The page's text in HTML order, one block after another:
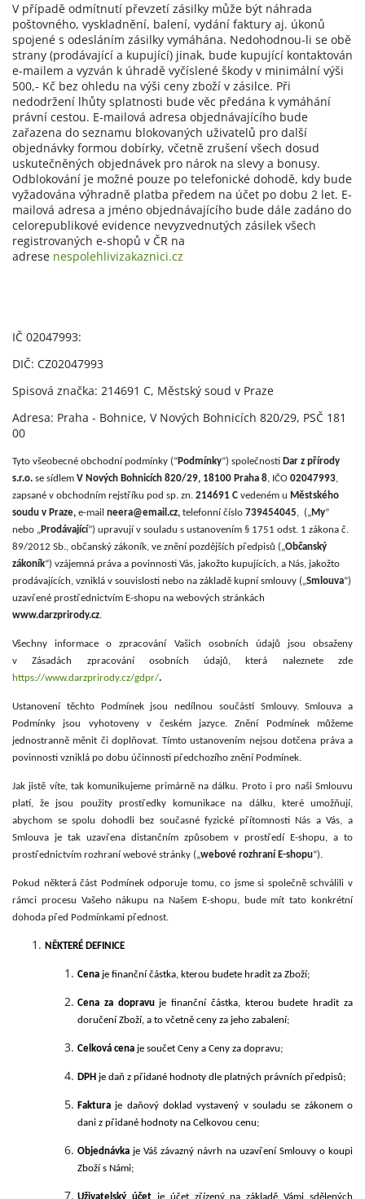
V případě odmítnutí převzetí zásilky může být náhrada
poštovného, vyskladnění, balení, vydání faktury aj. úkonů
spojené s odesláním zásilky vymáhána. Nedohodnou-li se obě
strany (prodávající a kupující) jinak, bude kupující kontaktován
e-mailem a vyzván k úhradě vyčíslené škody v minimální výši
500,- Kč bez ohledu na výši ceny zboží v zásilce. Při
nedodržení lhůty splatnosti bude věc předána k vymáhání
právní cestou. E-mailová adresa objednávajícího bude
zařazena do seznamu blokovaných uživatelů pro další
objednávky formou dobírky, včetně zrušení všech dosud
uskutečněných objednávek pro nárok na slevy a bonusy.
Odblokování je možné pouze po telefonické dohodě, kdy bude
vyžadována výhradně platba předem na účet po dobu 2 let. E-
mailová adresa a jméno objednávajícího bude dále zadáno do
celorepublikové evidence nevyzvednutých zásilek všech
registrovaných e-shopů v ČR na
adrese nespolehlivizakaznici.cz
IČ 02047993:
DIČ: CZ02047993
Spisová značka: 214691 C, Městský soud v Praze
Adresa: Praha - Bohnice, V Nových Bohnicích 820/29, PSČ 181
00
Tyto všeobecné obchodní podmínky (“Podmínky”) společnosti Dar z přírody
s.r.o. se sídlem V Nových Bohnicích 820/29, 18100 Praha 8, IČO 02047993,
zapsané v obchodním rejstříku pod sp. zn. 214691 C vedeném u Městského
soudu v Praze, e-mail neera@email.cz, telefonní číslo 739454045, („My”
nebo „Prodávající”) upravují v souladu s ustanovením § 1751 odst. 1 zákona č.
89/2012 Sb., občanský zákoník, ve znění pozdějších předpisů („Občanský
zákoník“) vzájemná práva a povinnosti Vás, jakožto kupujících, a Nás, jakožto
prodávajících, vzniklá v souvislosti nebo na základě kupní smlouvy („Smlouva“)
uzavřené prostřednictvím E-shopu na webových stránkách
www.darzprirody.cz.
Všechny informace o zpracování Vašich osobních údajů jsou obsaženy
v Zásadách zpracování osobních údajů, která naleznete zde
https://www.darzprirody.cz/gdpr/.
Ustanovení těchto Podmínek jsou nedílnou součástí Smlouvy. Smlouva a
Podmínky jsou vyhotoveny v českém jazyce. Znění Podmínek můžeme
jednostranně měnit či doplňovat. Tímto ustanovením nejsou dotčena práva a
povinnosti vzniklá po dobu účinnosti předchozího znění Podmínek.
Jak jistě víte, tak komunikujeme primárně na dálku. Proto i pro naši Smlouvu
platí, že jsou použity prostředky komunikace na dálku, které umožňují,
abychom se spolu dohodli bez současné fyzické přítomnosti Nás a Vás, a
Smlouva je tak uzavřena distančním způsobem v prostředí E-shopu, a to
prostřednictvím rozhraní webové stránky („webové rozhraní E-shopu“).
Pokud některá část Podmínek odporuje tomu, co jsme si společně schválili v
rámci procesu Vašeho nákupu na Našem E-shopu, bude mít tato konkrétní
dohoda před Podmínkami přednost.
NĚKTERÉ DEFINICE
Cena je finanční částka, kterou budete hradit za Zboží;
Cena za dopravuje finanční částka, kterou budete hradit za
doručení Zboží, a to včetně ceny za jeho zabalení;
Celková cena je součet Ceny a Ceny za dopravu;
DPH je daň z přidané hodnoty dle platných právních předpisů;
Faktura je daňový doklad vystavený v souladu se zákonem o
dani z přidané hodnoty na Celkovou cenu;
Objednávka je Váš závazný návrh na uzavření Smlouvy o koupi
Zboží s Námi;